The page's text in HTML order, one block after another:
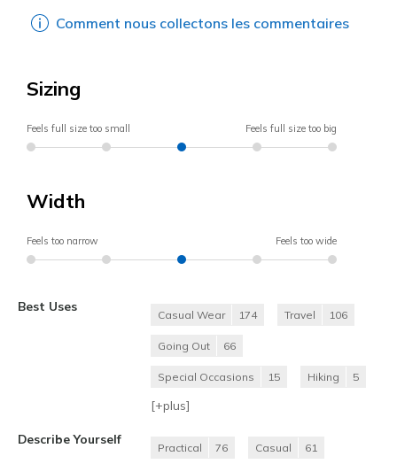
Comment nous collectons les commentaires
Sizing
Feels full size too small Feels full size too big
Width
Feels too narrow Feels too wide
Best Uses
Casual Wear 174 Travel 106
Going Out 66
Special Occasions 15 Hiking 5
[+plus]
Describe Yourself
Practical 76 Casual 61